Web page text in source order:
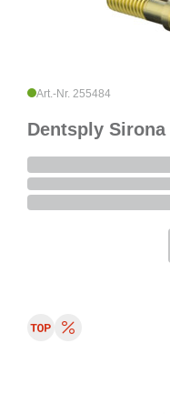
Art.-Nr. 255484
Dentsply Sirona